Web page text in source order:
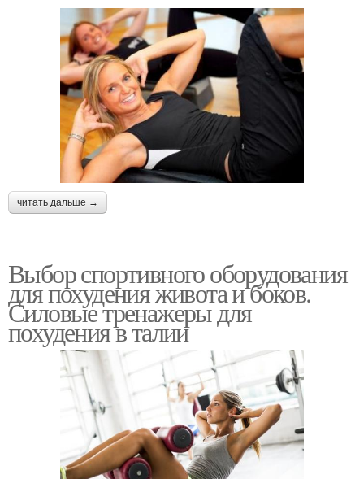
читать дальше →
Выбор спортивного оборудования
для похудения живота и боков.
Силовые тренажеры для
похудения в талии